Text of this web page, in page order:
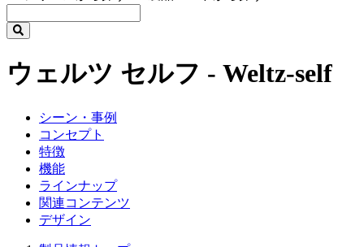
ウェルツ セルフ - Weltz-self
シーン・事例
コンセプト
特徴
機能
ラインナップ
関連コンテンツ
デザイン